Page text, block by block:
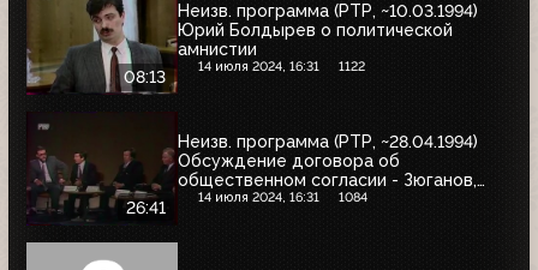
08:13
Неизв. программа (РТР, ~10.03.1994)
Юрий Болдырев о политической
амнистии
14 июля 2024, 16:31 1122
26:41
Неизв. программа (РТР, ~28.04.1994)
Обсуждение договора об
общественном согласии - Зюганов,
Явлинский, Гайдар, Шахрай и другие
14 июля 2024, 16:31 1084